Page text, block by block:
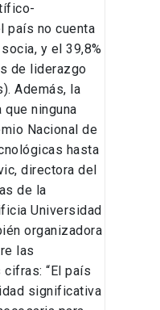
país no cuenta
y el 39,8%
de liderazgo
Además, la
ninguna
Nacional de
hasta
directora del
de la
Universidad
organizadora
las
“El país
significativa